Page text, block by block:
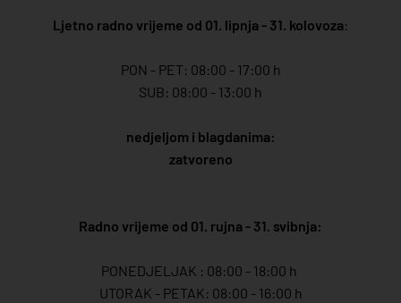
Ljetno radno vrijeme od 01. lipnja - 31. kolovoza:
PON - PET: 08:00 - 17:00 h
SUB: 08:00 - 13:00 h
nedjeljom i blagdanima:
zatvoreno
Radno vrijeme od 01. rujna - 31. svibnja:
PONEDJELJAK : 08:00 - 18:00 h
UTORAK - PETAK: 08:00 - 16:00 h